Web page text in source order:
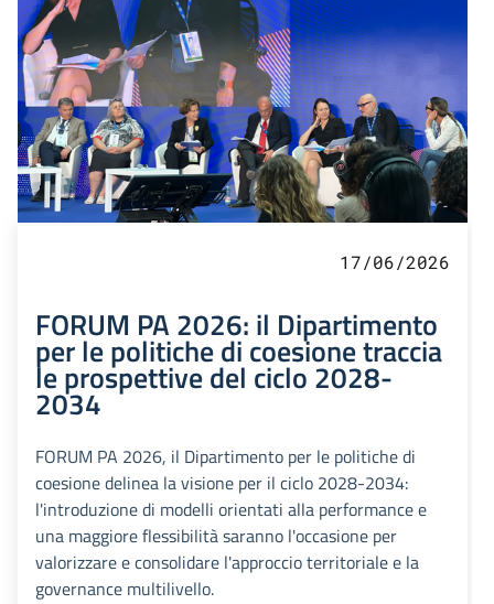
17/06/2026
FORUM PA 2026: il Dipartimento
per le politiche di coesione traccia
le prospettive del ciclo 2028-
2034
FORUM PA 2026, il Dipartimento per le politiche di
coesione delinea la visione per il ciclo 2028-2034:
l'introduzione di modelli orientati alla performance e
una maggiore flessibilità saranno l'occasione per
valorizzare e consolidare l'approccio territoriale e la
governance multilivello.